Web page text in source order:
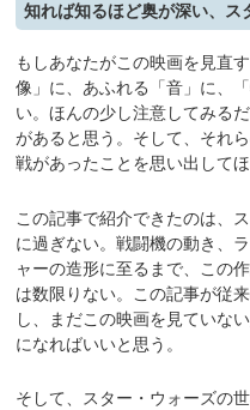
知れば知るほど奥が深い、ス
もしあなたがこの映画を見直
像」に、あふれる「音」に、
い。ほんの少し注意してみる
があると思う。そして、それ
戦があったことを思い出してほ
この記事で紹介できたのは、
に過ぎない。戦闘機の動き、
ャーの造形に至るまで、この
は数限りない。この記事が従
し、まだこの映画を見ていな
になればいいと思う。
そして、スター・ウォーズの